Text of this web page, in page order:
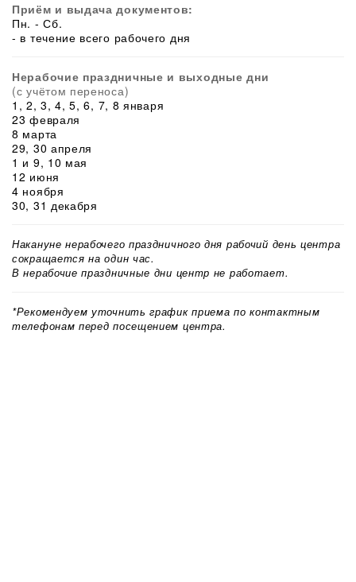
Приём и выдача документов:
Пн. - Сб.
- в течение всего рабочего дня
Нерабочие праздничные и выходные дни
(с учётом переноса)
1, 2, 3, 4, 5, 6, 7, 8 января
23 февраля
8 марта
29, 30 апреля
1 и 9, 10 мая
12 июня
4 ноября
30, 31 декабря
Накануне нерабочего праздничного дня рабочий день центра
сокращается на один час.
В нерабочие праздничные дни центр не работает.
*Рекомендуем уточнить график приема по контактным
телефонам перед посещением центра.